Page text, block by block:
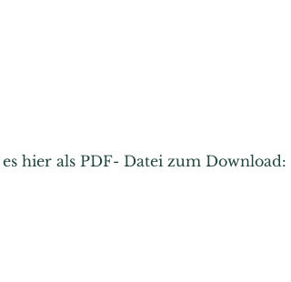
hier als PDF- Datei zum Download: